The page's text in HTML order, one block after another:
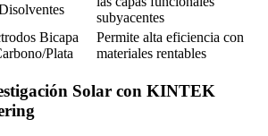
subyacentes
Bicapa
Plata
Permite alta eficiencia con
materiales rentables
Solar con KINTEK